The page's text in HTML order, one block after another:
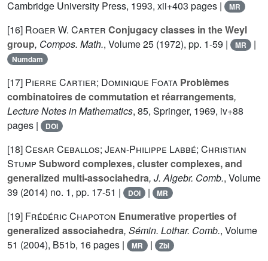
Cambridge University Press, 1993, xii+403 pages | MR
[16] Roger W. Carter Conjugacy classes in the Weyl
group, Compos. Math., Volume 25 (1972), pp. 1-59 | MR |
Numdam
[17] Pierre Cartier; Dominique Foata Problèmes
combinatoires de commutation et réarrangements,
Lecture Notes in Mathematics, 85, Springer, 1969, iv+88
pages |
DOI
[18]Cesar Ceballos; Jean-Philippe Labbé; Christian
Stump Subword complexes, cluster complexes, and
generalized multi-associahedra, J. Algebr. Comb., Volume
39 (2014) no. 1, pp. 17-51 | DOI | MR
[19] Frédéric Chapoton Enumerative properties of
generalized associahedra, Sémin. Lothar. Comb., Volume
51 (2004), B51b, 16 pages | MR | Zbl